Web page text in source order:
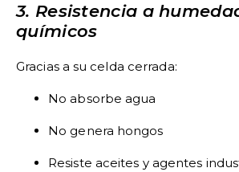
3. Resistencia a
químicos
Gracias a su celda cerrada:
No absorbe agua
No genera hongos
Resiste aceites y agentes